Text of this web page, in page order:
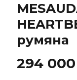
румяна
294